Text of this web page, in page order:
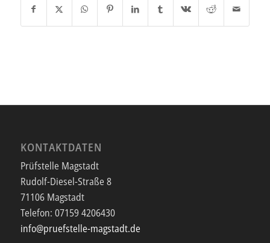
KONTAKTDATEN
Prüfstelle Magstadt
Rudolf-Diesel-Straße 8
71106 Magstadt
Telefon: 07159 4206430
info@pruefstelle-magstadt.de